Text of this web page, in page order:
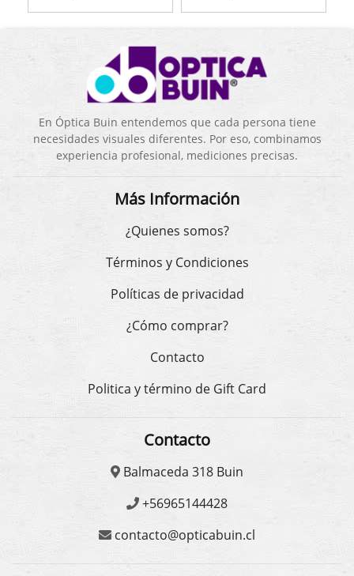
En Óptica Buin entendemos que cada persona tiene
necesidades visuales diferentes. Por eso, combinamos
experiencia profesional, mediciones precisas.
Más Información
¿Quienes somos?
Términos y Condiciones
Políticas de privacidad
¿Cómo comprar?
Contacto
Politica y término de Gift Card
Contacto
Balmaceda 318 Buin
+56965144428
contacto@opticabuin.cl